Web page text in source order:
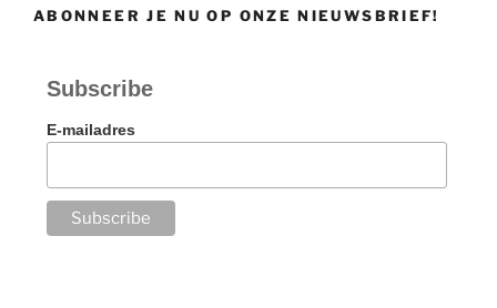
ABONNEER JE NU OP ONZE NIEUWSBRIEF!
Subscribe
E-mailadres